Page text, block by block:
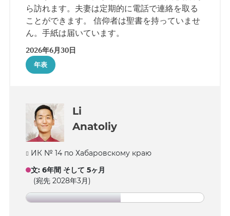
ら訪れます。夫妻は定期的に電話で連絡を取る
ことができます。 信仰者は聖書を持っていませ
ん。手紙は届いています。
2026年6月30日
年表
Li
Anatoliy
ИК № 14 по Хабаровскому краю
文: 6年間 そして 5ヶ月
(宛先 2028年3月)